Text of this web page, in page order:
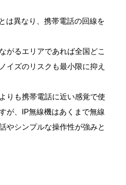
は異なり、携帯電話の回線を
がるエリアであれば全国どこ
イズのリスクも最小限に抑え
りも携帯電話に近い感覚で使
が、IP無線機はあくまで無線
やシンプルな操作性が強みと